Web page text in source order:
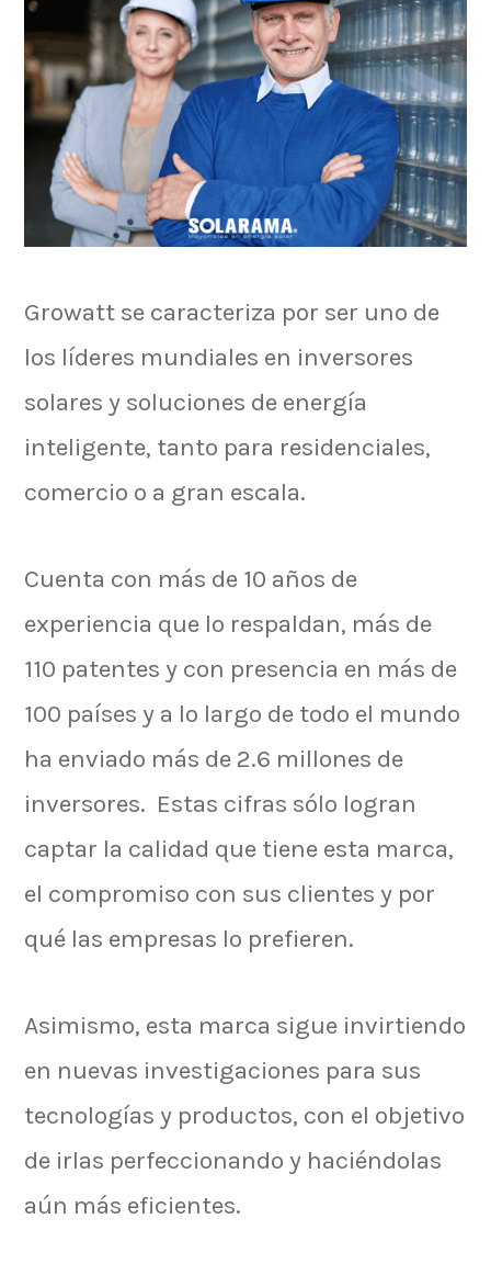
Growatt se caracteriza por ser uno de
los líderes mundiales en inversores
solares y soluciones de energía
inteligente, tanto para residenciales,
comercio o a gran escala.
Cuenta con más de 10 años de
experiencia que lo respaldan, más de
110 patentes y con presencia en más de
100 países y a lo largo de todo el mundo
ha enviado más de 2.6 millones de
inversores. Estas cifras sólo logran
captar la calidad que tiene esta marca,
el compromiso con sus clientes y por
qué las empresas lo prefieren.
Asimismo, esta marca sigue invirtiendo
en nuevas investigaciones para sus
tecnologías y productos, con el objetivo
de irlas perfeccionando y haciéndolas
aún más eficientes.